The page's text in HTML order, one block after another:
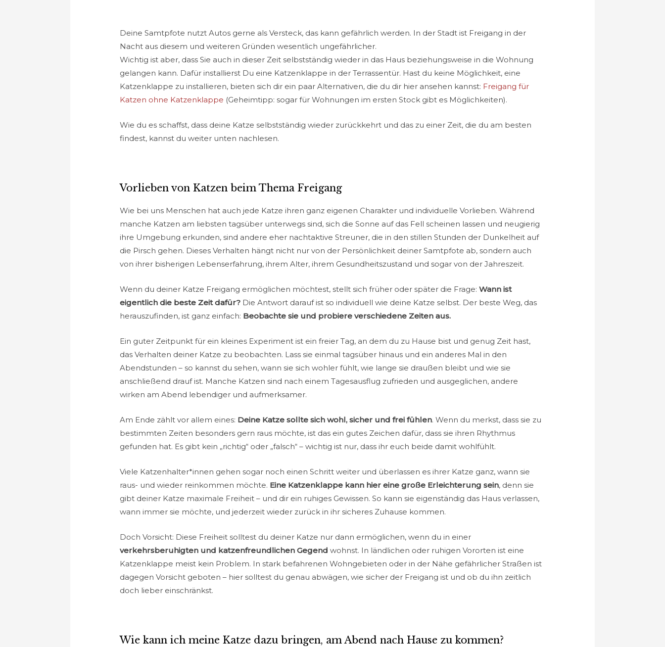
Deine Samtpfote nutzt Autos gerne als Versteck, das kann gefährlich werden. In der Stadt ist Freigang in der
Nacht aus diesem und weiteren Gründen wesentlich ungefährlicher.
Wichtig ist aber, dass Sie auch in dieser Zeit selbstständig wieder in das Haus beziehungsweise in die Wohnung
gelangen kann. Dafür installierst Du eine Katzenklappe in der Terrassentür. Hast du keine Möglichkeit, eine
Katzenklappe zu installieren, bieten sich dir ein paar Alternativen, die du dir hier ansehen kannst: Freigang für
Katzen ohne Katzenklappe (Geheimtipp: sogar für Wohnungen im ersten Stock gibt es Möglichkeiten).
Wie du es schaffst, dass deine Katze selbstständig wieder zurückkehrt und das zu einer Zeit, die du am besten
findest, kannst du weiter unten nachlesen.
Vorlieben von Katzen beim Thema Freigang
Wie bei uns Menschen hat auch jede Katze ihren ganz eigenen Charakter und individuelle Vorlieben. Während
manche Katzen am liebsten tagsüber unterwegs sind, sich die Sonne auf das Fell scheinen lassen und neugierig
ihre Umgebung erkunden, sind andere eher nachtaktive Streuner, die in den stillen Stunden der Dunkelheit auf
die Pirsch gehen. Dieses Verhalten hängt nicht nur von der Persönlichkeit deiner Samtpfote ab, sondern auch
von ihrer bisherigen Lebenserfahrung, ihrem Alter, ihrem Gesundheitszustand und sogar von der Jahreszeit.
Wenn du deiner Katze Freigang ermöglichen möchtest, stellt sich früher oder später die Frage:Wann ist
eigentlich die beste Zeit dafür? Die Antwort darauf ist so individuell wie deine Katze selbst. Der beste Weg, das
herauszufinden, ist ganz einfach: Beobachte sie und probiere verschiedene Zeiten aus.
Ein guter Zeitpunkt für ein kleines Experiment ist ein freier Tag, an dem du zu Hause bist und genug Zeit hast,
das Verhalten deiner Katze zu beobachten. Lass sie einmal tagsüber hinaus und ein anderes Mal in den
Abendstunden – so kannst du sehen, wann sie sich wohler fühlt, wie lange sie draußen bleibt und wie sie
anschließend drauf ist. Manche Katzen sind nach einem Tagesausflug zufrieden und ausgeglichen, andere
wirken am Abend lebendiger und aufmerksamer.
Am Ende zählt vor allem eines: Deine Katze sollte sich wohl, sicher und frei fühlen. Wenn du merkst, dass sie zu
bestimmten Zeiten besonders gern raus möchte, ist das ein gutes Zeichen dafür, dass sie ihren Rhythmus
gefunden hat. Es gibt kein „richtig“ oder „falsch“ – wichtig ist nur, dass ihr euch beide damit wohlfühlt.
Viele Katzenhalter*innen gehen sogar noch einen Schritt weiter und überlassen es ihrer Katze ganz, wann sie
raus- und wieder reinkommen möchte. Eine Katzenklappe kann hier eine große Erleichterung sein, denn sie
gibt deiner Katze maximale Freiheit – und dir ein ruhiges Gewissen. So kann sie eigenständig das Haus verlassen,
wann immer sie möchte, und jederzeit wieder zurück in ihr sicheres Zuhause kommen.
Doch Vorsicht: Diese Freiheit solltest du deiner Katze nur dann ermöglichen, wenn du in einer
verkehrsberuhigten und katzenfreundlichen Gegend wohnst. In ländlichen oder ruhigen Vororten ist eine
Katzenklappe meist kein Problem. In stark befahrenen Wohngebieten oder in der Nähe gefährlicher Straßen ist
dagegen Vorsicht geboten – hier solltest du genau abwägen, wie sicher der Freigang ist und ob du ihn zeitlich
doch lieber einschränkst.
Wie kann ich meine Katze dazu bringen, am Abend nach Hause zu kommen?